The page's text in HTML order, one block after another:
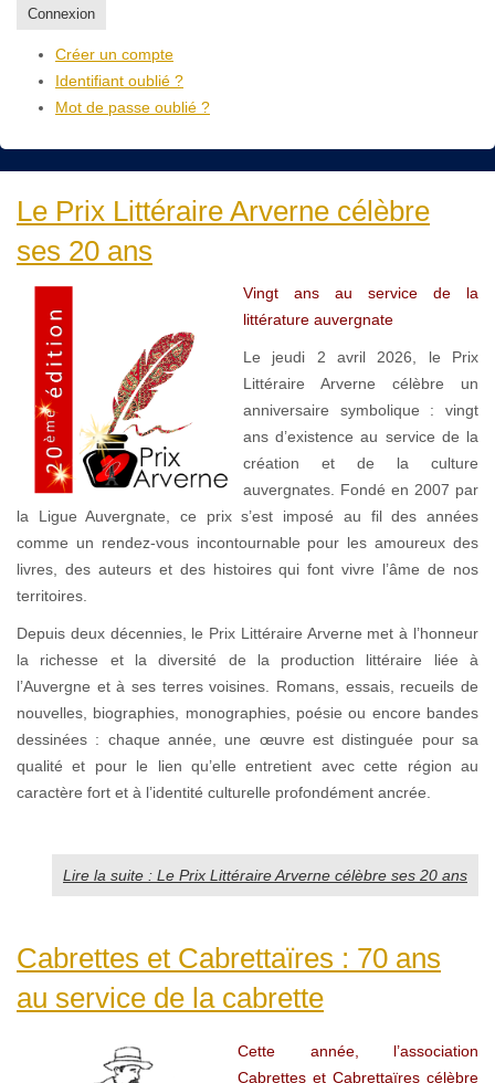
Connexion
Créer un compte
Identifiant oublié ?
Mot de passe oublié ?
Le Prix Littéraire Arverne célèbre
ses 20 ans
Vingt ans au service de la
littérature auvergnate
Le jeudi 2 avril 2026, le Prix
Littéraire Arverne célèbre un
anniversaire symbolique : vingt
ans d’existence au service de la
création et de la culture
auvergnates. Fondé en 2007 par
la Ligue Auvergnate, ce prix s’est imposé au fil des années
comme un rendez-vous incontournable pour les amoureux des
livres, des auteurs et des histoires qui font vivre l’âme de nos
territoires.
Depuis deux décennies, le Prix Littéraire Arverne met à l’honneur
la richesse et la diversité de la production littéraire liée à
l’Auvergne et à ses terres voisines. Romans, essais, recueils de
nouvelles, biographies, monographies, poésie ou encore bandes
dessinées : chaque année, une œuvre est distinguée pour sa
qualité et pour le lien qu’elle entretient avec cette région au
caractère fort et à l’identité culturelle profondément ancrée.
Lire la suite : Le Prix Littéraire Arverne célèbre ses 20 ans
Cabrettes et Cabrettaïres : 70 ans
au service de la cabrette
Cette année, l’association
Cabrettes et Cabrettaïres célèbre